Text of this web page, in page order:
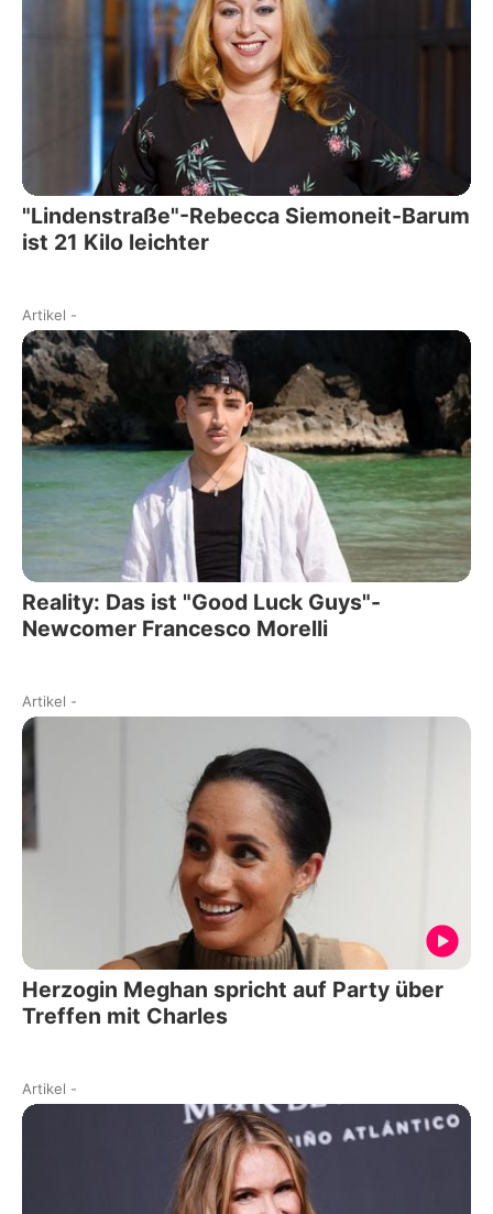
"Lindenstraße"-Rebecca Siemoneit-Barum
ist 21 Kilo leichter
Artikel -
Reality: Das ist "Good Luck Guys"-
Newcomer Francesco Morelli
Artikel -
Herzogin Meghan spricht auf Party über
Treffen mit Charles
Artikel -